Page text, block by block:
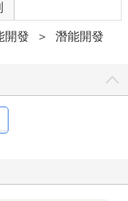
入生活的每一個細節
幸福，反而會遍尋不
Frankl）在他的著
目標─―當你愈是針對
，就像幸福一樣，不是
達成這個捉摸不定的目
起點。
匯集後的結果，每一股
開發 ＞ 潛能開發